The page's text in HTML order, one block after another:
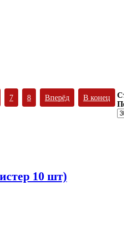
7 8 Вперёд В конец
10 шт)